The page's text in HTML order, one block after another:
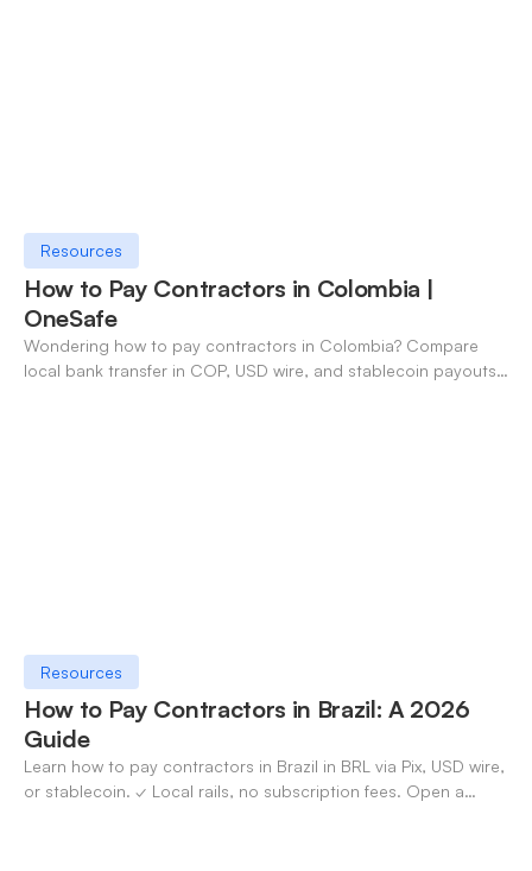
Resources
How to Pay Contractors in Colombia |
OneSafe
Wondering how to pay contractors in Colombia? Compare
local bank transfer in COP, USD wire, and stablecoin payouts.
Resources
How to Pay Contractors in Brazil: A 2026
Guide
Learn how to pay contractors in Brazil in BRL via Pix, USD wire,
or stablecoin. ✓ Local rails, no subscription fees. Open a